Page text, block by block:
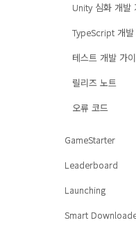
Unity 심화 개발
TypeScript 개발
테스트 개발 가
릴리즈 노트
오류 코드
GameStarter
Leaderboard
Launching
Smart